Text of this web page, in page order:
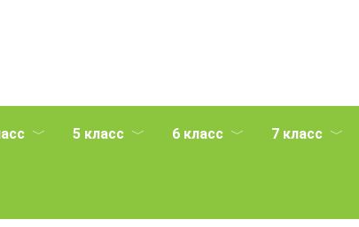
5 класс 6 класс 7 класс